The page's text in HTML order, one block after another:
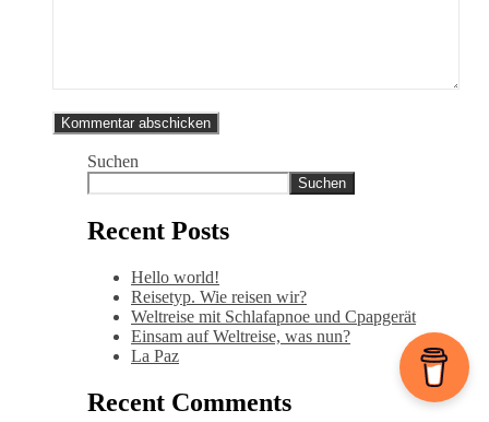
Suchen
Suchen
Recent Posts
Hello world!
Reisetyp. Wie reisen wir?
Weltreise mit Schlafapnoe und Cpapgerät
Einsam auf Weltreise, was nun?
La Paz
Recent Comments